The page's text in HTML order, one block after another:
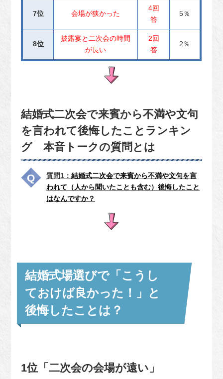
7位 会場が狭かった
4回
答
5％
8位
披露宴と二次会の時間
が長い
2回
答
2％
結婚式二次会で来賓から不満や文句
を言われて後悔したことランキン
グ 本音トークの質問とは
質問1：結婚式二次会で来賓から不満や文句を言
われて（人から聞いたことも含む）後悔したこと
はなんですか？
結婚式場選びで「こうし
ておけば良かった！」と
後悔したことは？
1位「二次会の会場が遠い」